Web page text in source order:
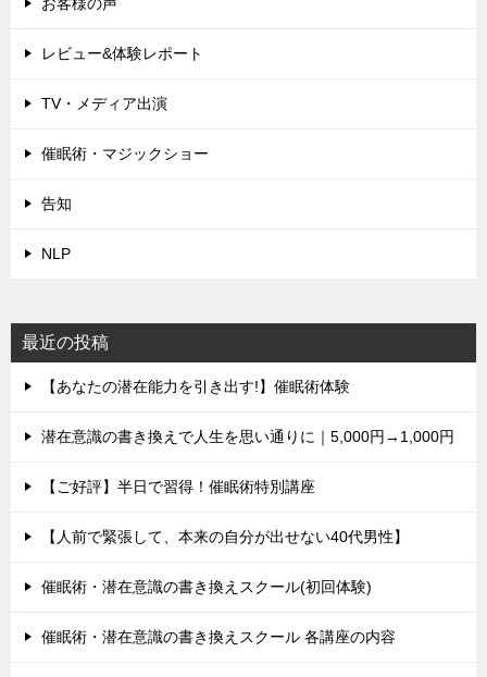
レビュー&体験レポート
TV・メディア出演
催眠術・マジックショー
告知
NLP
最近の投稿
【あなたの潜在能力を引き出す!】催眠術体験
潜在意識の書き換えで人生を思い通りに｜5,000円→1,000円
【ご好評】半日で習得！催眠術特別講座
【人前で緊張して、本来の自分が出せない40代男性】
催眠術・潜在意識の書き換えスクール(初回体験)
催眠術・潜在意識の書き換えスクール 各講座の内容